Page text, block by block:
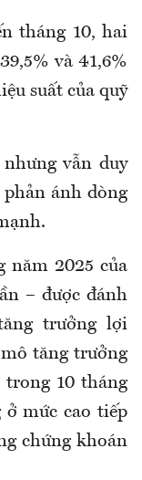
tháng 10, hai
và 41,6%
suất của quỹ
vẫn duy
phản ánh dòng
năm 2025 của
– được đánh
trưởng lợi
tăng trưởng
trong 10 tháng
ở mức cao tiếp
chứng khoán